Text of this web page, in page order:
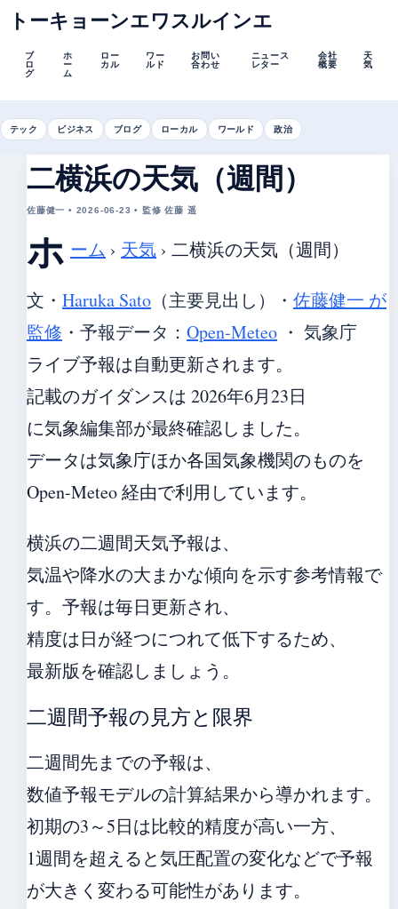
トーキョーンエワスルインエ
ブ
ロ
グ
ホ
ー
ム
ロー
カル
ワー
ルド
お問い
合わせ
ニュース
レター
会社
概要
天
気
テック ビジネス ブログ ローカル ワールド 政治
二横浜の天気（週間）
佐藤健一 • 2026-06-23 • 監修 佐藤 遥
ホ ーム › 天気 › 二横浜の天気（週間）
文・ Haruka Sato （主要見出し） ・ 佐藤健一 が
監修 ・ 予報データ： Open-Meteo ・ 気象庁
ライブ予報は自動更新されます。
記載のガイダンスは 2026年6月23日
に気象編集部が最終確認しました。
データは気象庁ほか各国気象機関のものを
Open-Meteo 経由で利用しています。
横浜の二週間天気予報は、
気温や降水の大まかな傾向を示す参考情報で
す。予報は毎日更新され、
精度は日が経つにつれて低下するため、
最新版を確認しましょう。
二週間予報の見方と限界
二週間先までの予報は、
数値予報モデルの計算結果から導かれます。
初期の3～5日は比較的精度が高い一方、
1週間を超えると気圧配置の変化などで予報
が大きく変わる可能性があります。